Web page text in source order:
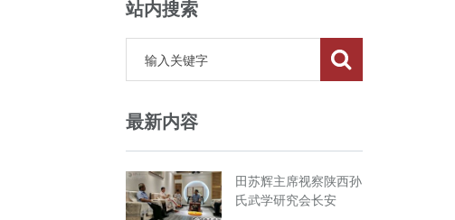
站内搜索
最新内容
田苏辉主席视察陕西孙
氏武学研究会长安